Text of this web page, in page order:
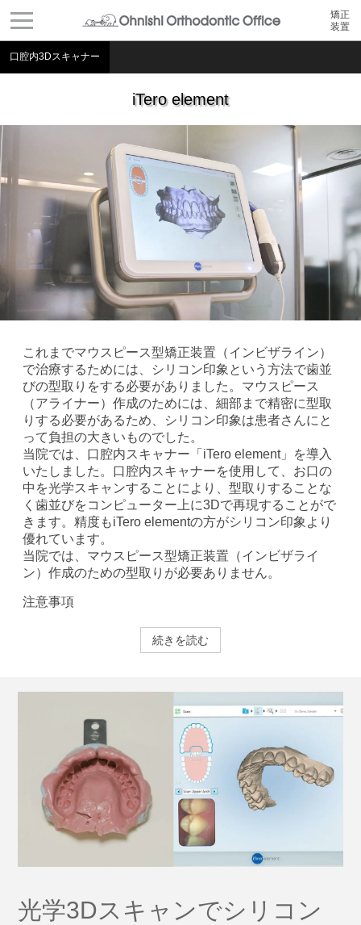
矯正
装置
口腔内3Dスキャナー
iTero element
これまでマウスピース型矯正装置（インビザライン）
で治療するためには、シリコン印象という方法で歯並
びの型取りをする必要がありました。マウスピース
（アライナー）作成のためには、細部まで精密に型取
りする必要があるため、シリコン印象は患者さんにと
って負担の大きいものでした。
当院では、口腔内スキャナー「iTero element」を導入
いたしました。口腔内スキャナーを使用して、お口の
中を光学スキャンすることにより、型取りすることな
く歯並びをコンピューター上に3Dで再現することがで
きます。精度もiTero elementの方がシリコン印象より
優れています。
当院では、マウスピース型矯正装置（インビザライ
ン）作成のための型取りが必要ありません。
注意事項
続きを読む
光学3Dスキャンでシリコン